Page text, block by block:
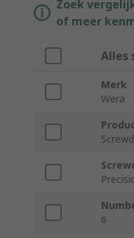
Zoek
of meer
Alles
Merk
Wera
6